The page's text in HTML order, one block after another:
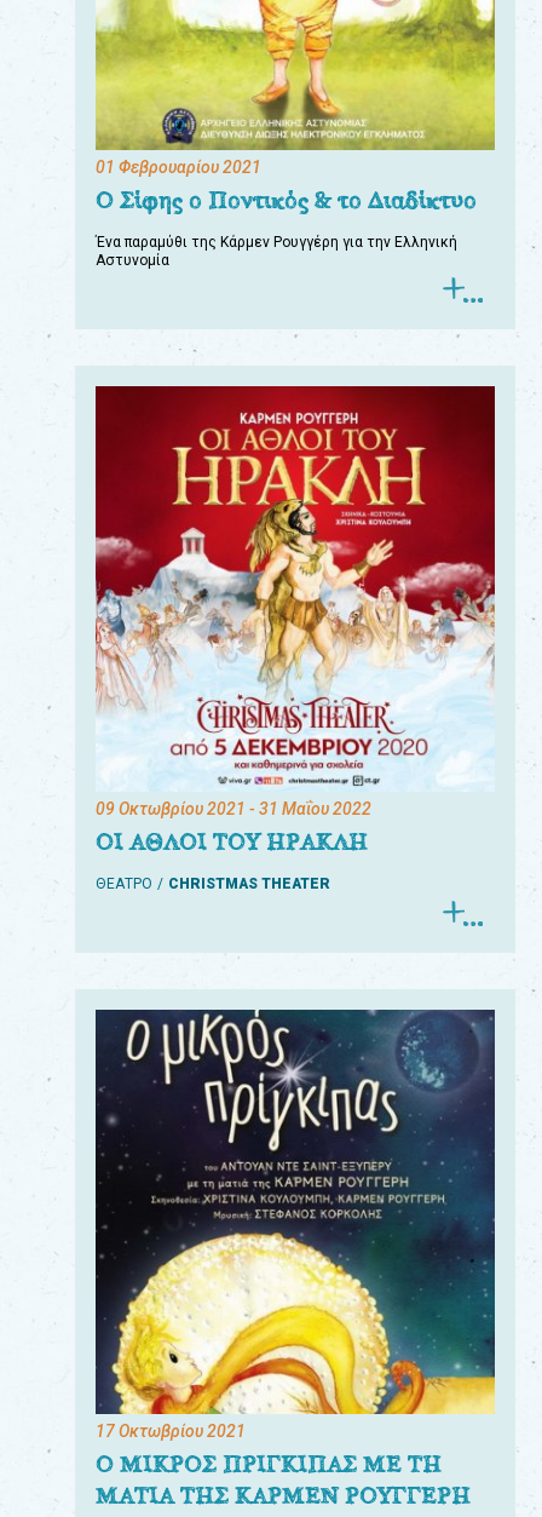
01 Φεβρουαρίου 2021
Ο Σίφης ο Ποντικός & το Διαδίκτυο
Ένα παραμύθι της Κάρμεν Ρουγγέρη για την Ελληνική
Αστυνομία
09 Οκτωβρίου 2021 - 31 Μαΐου 2022
ΟΙ ΑΘΛΟΙ ΤΟΥ ΗΡΑΚΛΗ
ΘΕΑΤΡΟ CHRISTMAS THEATER
17 Οκτωβρίου 2021
Ο ΜΙΚΡΟΣ ΠΡΙΓΚΙΠΑΣ ΜΕ ΤΗ
ΜΑΤΙΑ ΤΗΣ ΚΑΡΜΕΝ ΡΟΥΓΓΕΡΗ